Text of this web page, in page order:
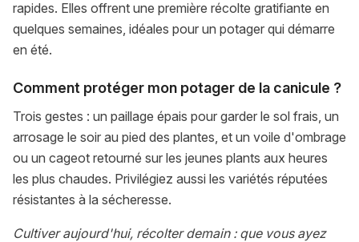
rapides. Elles offrent une première récolte gratifiante en
quelques semaines, idéales pour un potager qui démarre
en été.
Comment protéger mon potager de la canicule ?
Trois gestes : un paillage épais pour garder le sol frais, un
arrosage le soir au pied des plantes, et un voile d'ombrage
ou un cageot retourné sur les jeunes plants aux heures
les plus chaudes. Privilégiez aussi les variétés réputées
résistantes à la sécheresse.
Cultiver aujourd'hui, récolter demain : que vous ayez